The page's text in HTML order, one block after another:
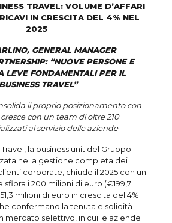
TRAVEL: VOLUME D’AFFARI
IN CRESCITA DEL 4% NEL
2025
GENERAL MANAGER
“NUOVE PERSONE E
LEVE FONDAMENTALI PER IL
BUSINESS TRAVEL”
il proprio posizionamento con
cresce con un team di oltre 210
al servizio delle aziende
la business unit del Gruppo
nella gestione completa dei
corporate, chiude il 2025 con un
sfiora i 200 milioni di euro (€199,7
milioni di euro in crescita del 4%
confermano la tenuta e solidità
mercato selettivo, in cui le aziende